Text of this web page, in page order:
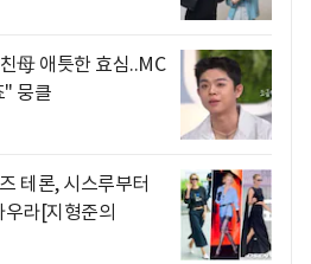
母 애틋한 효심..MC
" 뭉클
테론, 시스루부터
라[지형준의